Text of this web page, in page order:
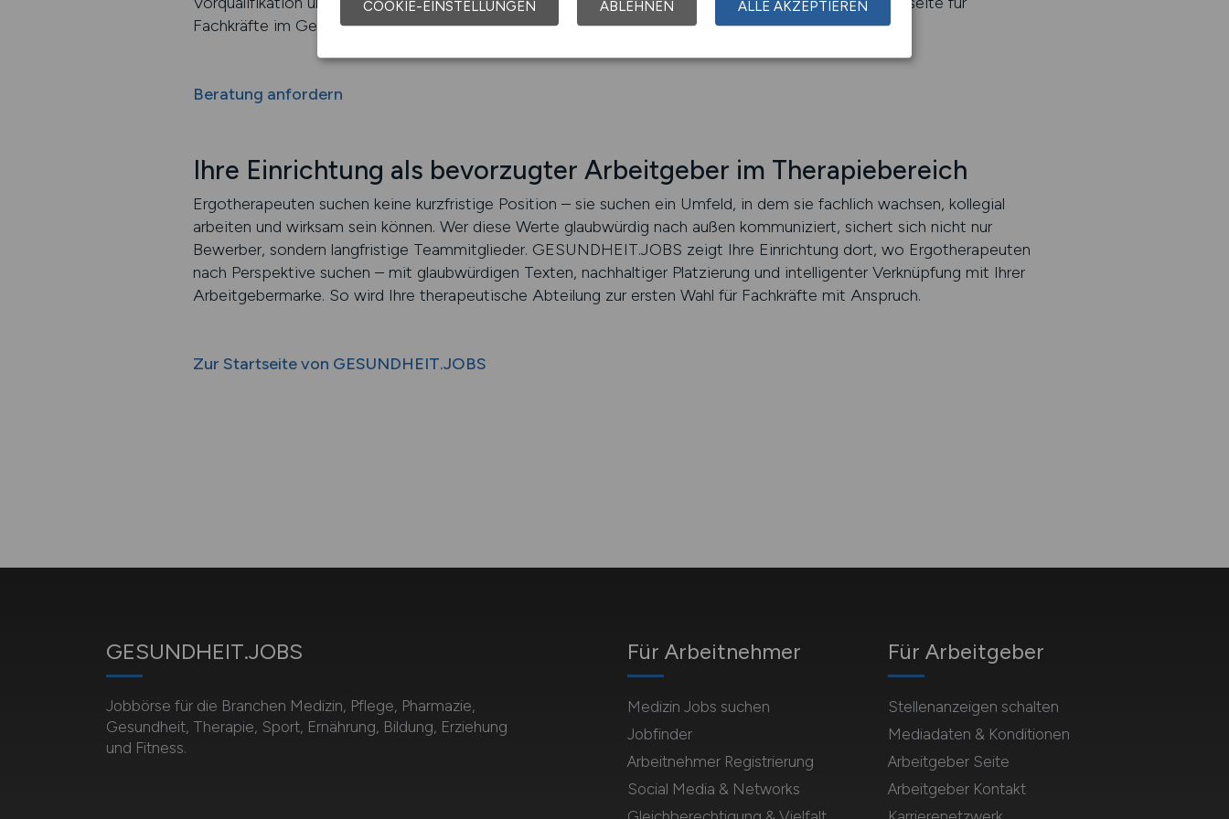
Fachkräfte im Gesundheitswesen – weil überzeugendes Recruiting mehr braucht als schöne Worte.
Beratung anfordern
Ihre Einrichtung als bevorzugter Arbeitgeber im Therapiebereich
Ergotherapeuten suchen keine kurzfristige Position – sie suchen ein Umfeld, in dem sie fachlich wachsen, kollegial
arbeiten und wirksam sein können. Wer diese Werte glaubwürdig nach außen kommuniziert, sichert sich nicht nur
Bewerber, sondern langfristige Teammitglieder. GESUNDHEIT.JOBS zeigt Ihre Einrichtung dort, wo Ergotherapeuten
nach Perspektive suchen – mit glaubwürdigen Texten, nachhaltiger Platzierung und intelligenter Verknüpfung mit Ihrer
Arbeitgebermarke. So wird Ihre therapeutische Abteilung zur ersten Wahl für Fachkräfte mit Anspruch.
Zur Startseite von GESUNDHEIT.JOBS
GESUNDHEIT.JOBS
Jobbörse für die Branchen Medizin, Pflege, Pharmazie,
Gesundheit, Therapie, Sport, Ernährung, Bildung, Erziehung
und Fitness.
Für Arbeitnehmer
Medizin Jobs suchen
Jobfinder
Arbeitnehmer Registrierung
Social Media & Networks
Für Arbeitgeber
Stellenanzeigen schalten
Mediadaten & Konditionen
Arbeitgeber Seite
Arbeitgeber Kontakt
COOKIE-EINSTELLUNGEN ABLEHNEN ALLE AKZEPTIEREN